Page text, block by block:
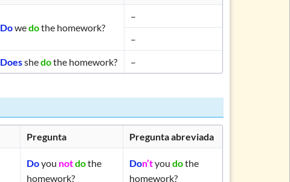
Dowedothe homework?
–
–
Doesshedothe homework? –
Pregunta
Pregunta abreviada
Doyou notdothe
homework?
Don’tyoudothe
homework?